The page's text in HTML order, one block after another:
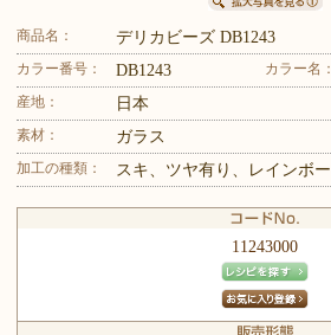
商品名： デリカビーズ DB1243
カラー番号： DB1243 カラー名：
産地： 日本
素材： ガラス
加工の種類： スキ、ツヤ有り、レインボー
11243000